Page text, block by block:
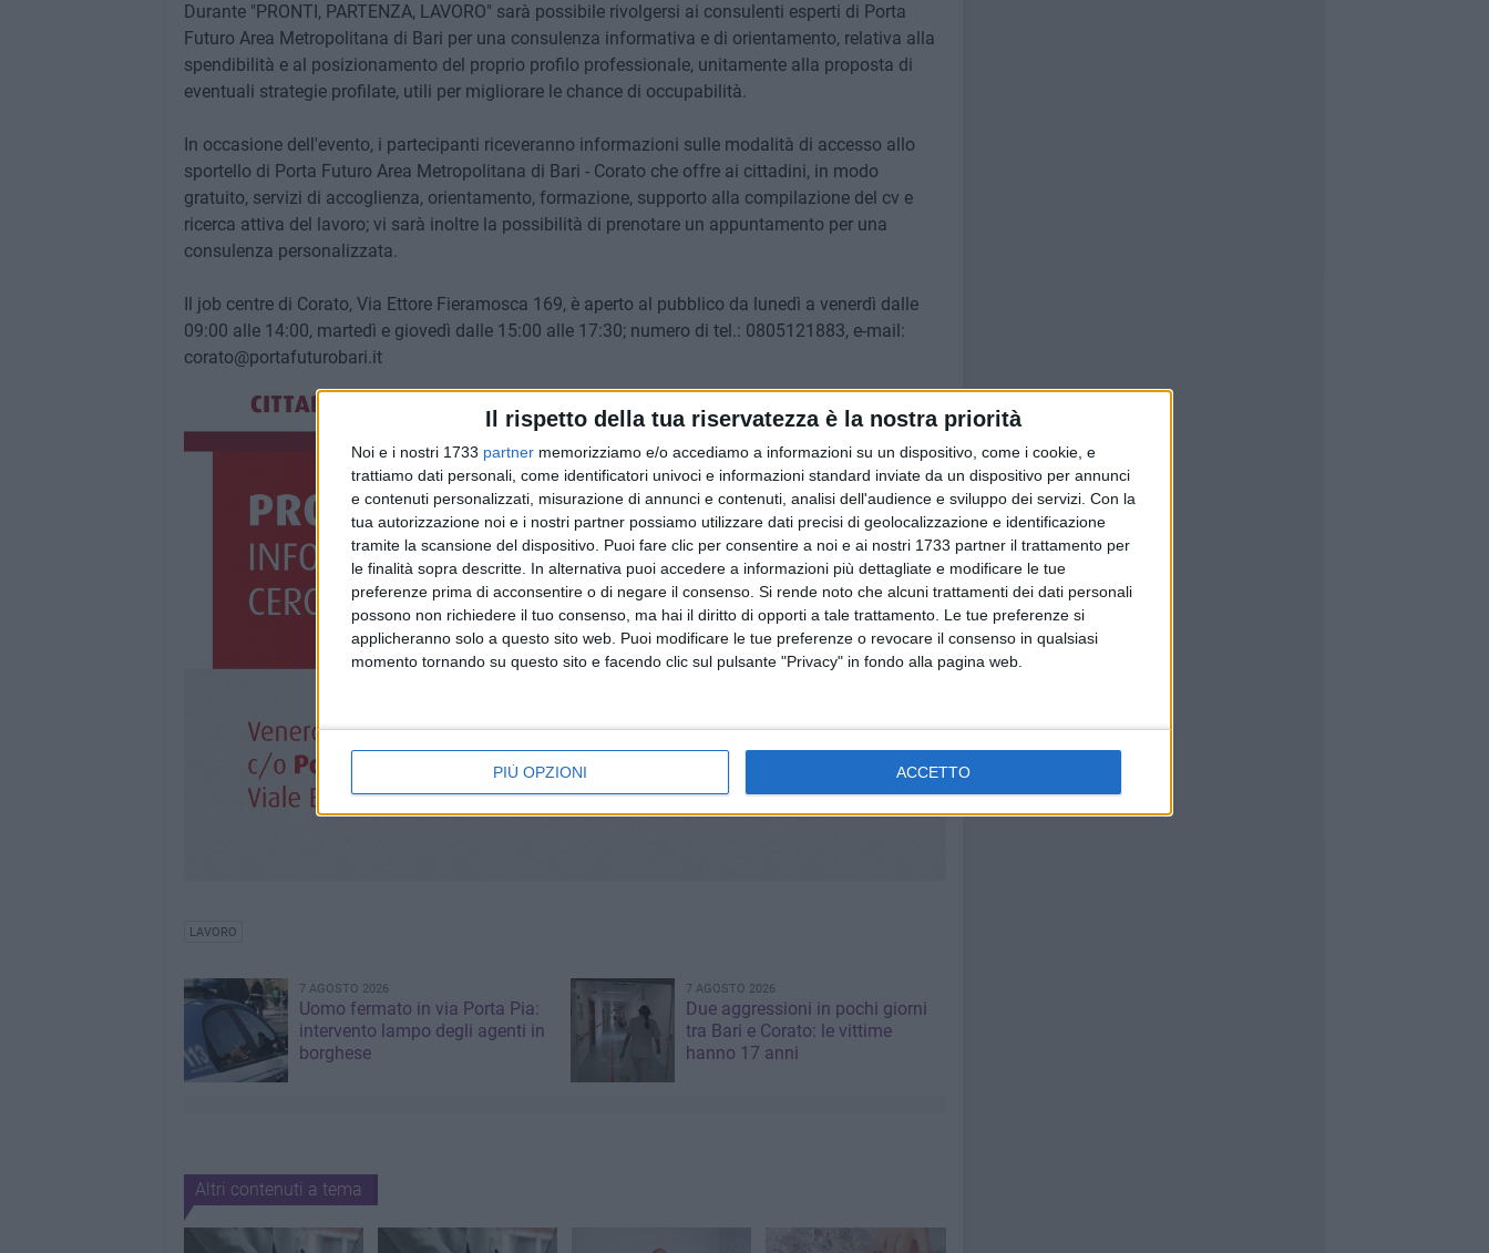
Il rispetto della tua riservatezza è la nostra priorità
Noi e i nostri 1733 partner memorizziamo e/o accediamo a informazioni su un dispositivo, come i cookie, e
trattiamo dati personali, come identificatori univoci e informazioni standard inviate da un dispositivo per annunci
e contenuti personalizzati, misurazione di annunci e contenuti, analisi dell'audience e sviluppo dei servizi. Con la
tua autorizzazione noi e i nostri partner possiamo utilizzare dati precisi di geolocalizzazione e identificazione
tramite la scansione del dispositivo. Puoi fare clic per consentire a noi e ai nostri 1733 partner il trattamento per
le finalità sopra descritte. In alternativa puoi accedere a informazioni più dettagliate e modificare le tue
preferenze prima di acconsentire o di negare il consenso. Si rende noto che alcuni trattamenti dei dati personali
possono non richiedere il tuo consenso, ma hai il diritto di opporti a tale trattamento. Le tue preferenze si
applicheranno solo a questo sito web. Puoi modificare le tue preferenze o revocare il consenso in qualsiasi
momento tornando su questo sito e facendo clic sul pulsante "Privacy" in fondo alla pagina web.
PIÙ OPZIONI ACCETTO
Durante "PRONTI, PARTENZA, LAVORO" sarà possibile rivolgersi ai consulenti esperti di Porta
Futuro Area Metropolitana di Bari per una consulenza informativa e di orientamento, relativa alla
spendibilità e al posizionamento del proprio profilo professionale, unitamente alla proposta di
eventuali strategie profilate, utili per migliorare le chance di occupabilità.
In occasione dell'evento, i partecipanti riceveranno informazioni sulle modalità di accesso allo
sportello di Porta Futuro Area Metropolitana di Bari - Corato che offre ai cittadini, in modo
gratuito, servizi di accoglienza, orientamento, formazione, supporto alla compilazione del cv e
ricerca attiva del lavoro; vi sarà inoltre la possibilità di prenotare un appuntamento per una
consulenza personalizzata.
Il job centre di Corato, Via Ettore Fieramosca 169, è aperto al pubblico da lunedì a venerdì dalle
09:00 alle 14:00, martedì e giovedì dalle 15:00 alle 17:30; numero di tel.: 0805121883, e-mail:
corato@portafuturobari.it
LAVORO
7 AGOSTO 2026
Uomo fermato in via Porta Pia:
intervento lampo degli agenti in
borghese
7 AGOSTO 2026
Due aggressioni in pochi giorni
tra Bari e Corato: le vittime
hanno 17 anni
Altri contenuti a tema